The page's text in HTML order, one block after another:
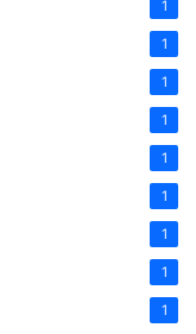
1
1
1
1
1
1
1
1
1